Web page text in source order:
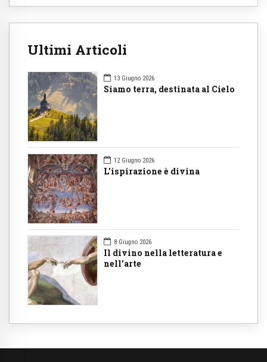
Ultimi Articoli
13 Giugno 2026
Siamo terra, destinata al Cielo
12 Giugno 2026
L'ispirazione è divina
8 Giugno 2026
Il divino nella letteratura e
nell’arte